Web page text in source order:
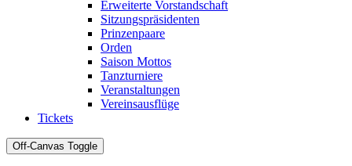
Erweiterte Vorstandschaft
Sitzungspräsidenten
Prinzenpaare
Orden
Saison Mottos
Tanzturniere
Veranstaltungen
Vereinsausflüge
Tickets
Off-Canvas Toggle